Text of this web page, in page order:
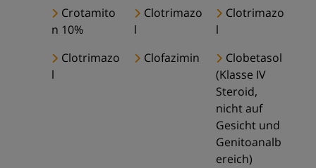
Crotamito
n 10%
Clotrimazo
l
Clotrimazo
l
Clotrimazo
l
Clofazimin
Clobetasol
(Klasse IV
Steroid,
nicht auf
Gesicht und
Genitoanalb
ereich)